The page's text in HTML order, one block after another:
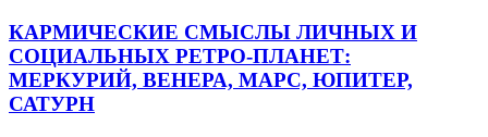
КАРМИЧЕСКИЕ СМЫСЛЫ ЛИЧНЫХ И
СОЦИАЛЬНЫХ РЕТРО-ПЛАНЕТ:
МЕРКУРИЙ, ВЕНЕРА, МАРС, ЮПИТЕР,
САТУРН